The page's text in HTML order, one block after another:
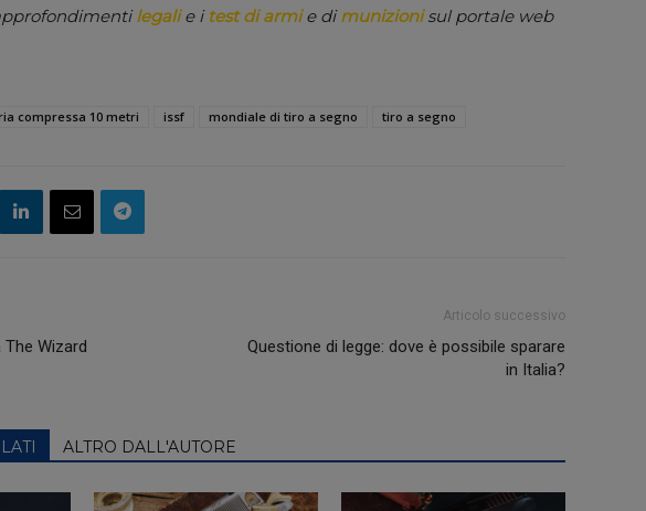
legali e i test di armie dimunizioni sul portale web
compressa 10 metri issf mondiale di tiro a segno tiro a segno
Wizard
Articolo successivo
Questione di legge: dove è possibile sparare
in Italia?
ALTRO DALL'AUTORE